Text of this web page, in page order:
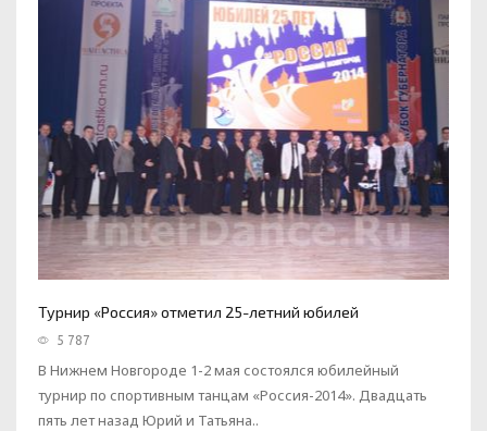
Турнир «Россия» отметил 25-летний юбилей
5 787
В Нижнем Новгороде 1-2 мая состоялся юбилейный
турнир по спортивным танцам «Россия-2014». Двадцать
пять лет назад Юрий и Татьяна..